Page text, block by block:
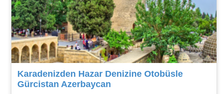
Karadenizden Hazar Denizine Otobüsle
Gürcistan Azerbaycan